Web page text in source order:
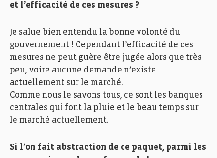
et l’efficacité de ces mesures ?
Je salue bien entendu la bonne volonté du
gouvernement ! Cependant l’efficacité de ces
mesures ne peut guère être jugée alors que très
peu, voire aucune demande n’existe
actuellement sur le marché.
Comme nous le savons tous, ce sont les banques
centrales qui font la pluie et le beau temps sur
le marché actuellement.
Si l’on fait abstraction de ce paquet, parmi les